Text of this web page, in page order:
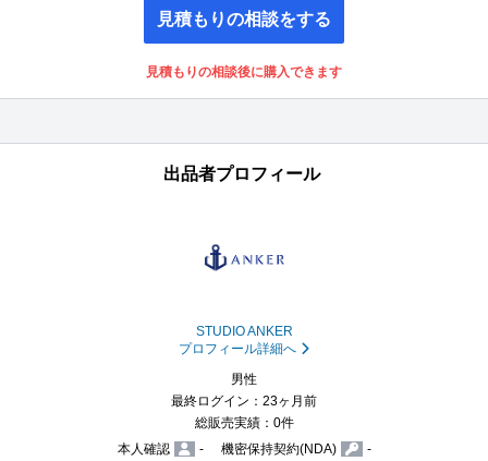
見積もりの相談をする
見積もりの相談後に購入できます
出品者プロフィール
STUDIO ANKER
プロフィール詳細へ
男性
最終ログイン：23ヶ月前
総販売実績：0件
本人確認
- 機密保持契約(NDA) -